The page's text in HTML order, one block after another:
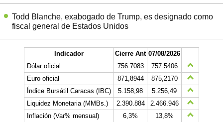
Todd Blanche, exabogado de Trump, es designado como
fiscal general de Estados Unidos
Indicador Cierre Ant 07/08/2026
Dólar oficial
756.7083
757.5406
Euro oficial
871,8944
875,2170
Índice Bursátil Caracas (IBC)
5.158,98
5.256,49
Liquidez Monetaria (MMBs.)
2.390.884
2.466.946
Inflación (Var% mensual)
6,3%
13,8%